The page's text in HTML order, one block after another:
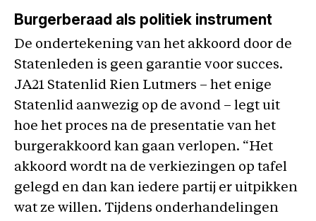
Burgerberaad als politiek instrument
De ondertekening van het akkoord door de
Statenleden is geen garantie voor succes.
JA21 Statenlid Rien Lutmers – het enige
Statenlid aanwezig op de avond – legt uit
hoe het proces na de presentatie van het
burgerakkoord kan gaan verlopen. “Het
akkoord wordt na de verkiezingen op tafel
gelegd en dan kan iedere partij er uitpikken
wat ze willen. Tijdens onderhandelingen